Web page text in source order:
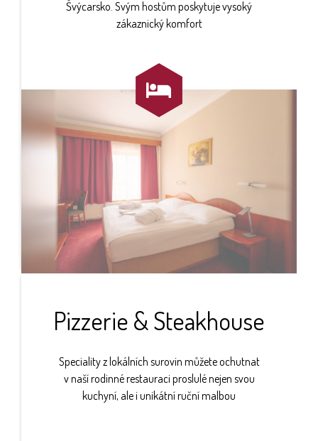
Švýcarsko. Svým hostům poskytuje vysoký
zákaznický komfort

Pizzerie & Steakhouse
Speciality z lokálních surovin můžete ochutnat
v naší rodinné restauraci proslulé nejen svou
kuchyní, ale i unikátní ruční malbou